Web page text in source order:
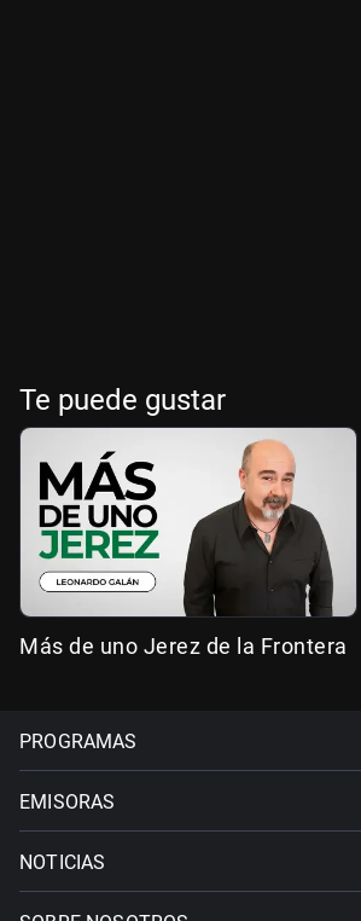
Te puede gustar
Más de uno Jerez de la Frontera
PROGRAMAS
EMISORAS
NOTICIAS